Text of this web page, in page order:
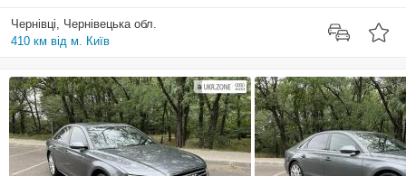
Чернівці, Чернівецька обл.
410 км від м. Київ